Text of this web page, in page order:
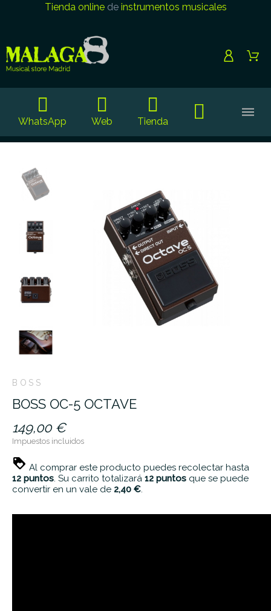
Tienda onlinede instrumentos musicales
WhatsApp Web Tienda
BOSS
BOSS OC-5 OCTAVE
149,00 €
Impuestos incluidos
Al comprar este producto puedes recolectar hasta
12 puntos. Su carrito totalizará 12 puntos que se puede
convertir en un vale de 2,40 €.